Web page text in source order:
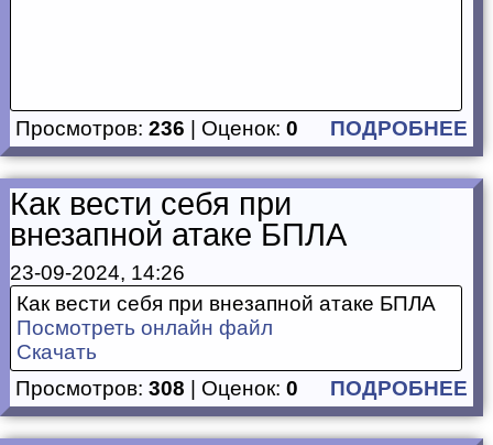
Просмотров: 236 | Оценок: 0 ПОДРОБНЕЕ
Как вести себя при
внезапной атаке БПЛА
23-09-2024, 14:26
Как вести себя при внезапной атаке БПЛА
Посмотреть онлайн файл
Скачать
Просмотров: 308 | Оценок: 0 ПОДРОБНЕЕ